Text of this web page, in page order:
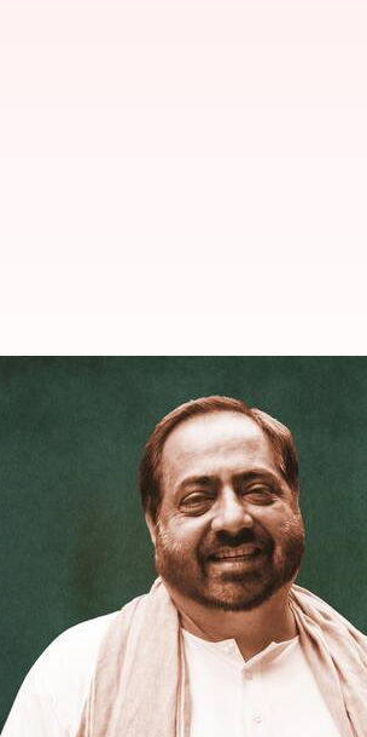
थे 'थिएटर के उस्ताद',
दुनिया में नहीं रहे। वह थिएटर की
हुसैन ने 66 की उम्र में आखिरी सांस
दुनिया को अलविदा कह दिया। वह अपने